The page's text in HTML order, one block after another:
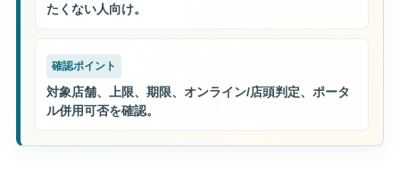
たくない人向け。
確認ポイント
対象店舗、上限、期限、オンライン/店頭判定、ポータ
ル併用可否を確認。